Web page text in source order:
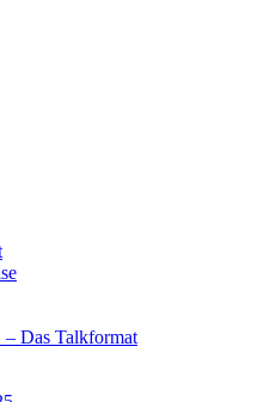
Das Talkformat